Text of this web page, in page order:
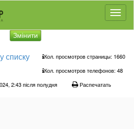
Змінити
списку
Кол. просмотров страницы: 1660
Кол. просмотров телефонов: 48
2:43 після полудня
Распечатать